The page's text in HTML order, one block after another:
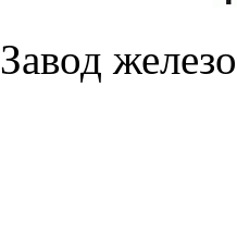
Завод